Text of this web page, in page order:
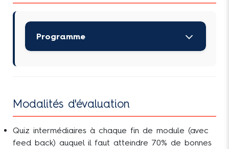
Programme
Module n°2 : Réglementation
de l’assurance
Modalités d'évaluation
Quiz intermédiaires à chaque fin de module (avec
feed back) auquel il faut atteindre 70% de bonnes